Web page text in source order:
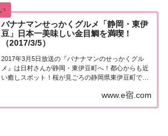
バナナマンせっかくグルメ「静岡・東伊
豆」日本一美味しい金目鯛を満喫！
（2017/3/5）
2017年3月5日放送の『バナナマンのせっかくグル
メ』は日村さんが静岡・東伊豆町へ！都心からも近
い癒しスポット！桜が見ごろの静岡県東伊豆町でグ
「せっかくこの町に来たなら食べたほうがいいグル
メは何ですか？」日本全国でバナナマン日村さんが
www.e宿.com